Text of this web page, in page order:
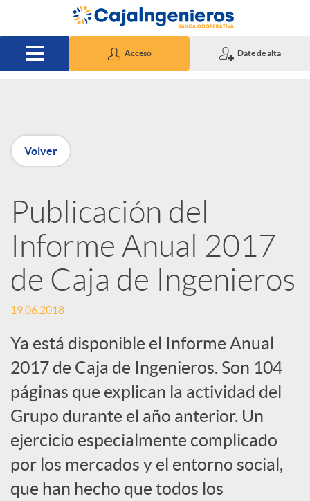
Saltar al contenido principal
Acceso Date de alta
P
u
b
l
i
c
a
d
o
Volver
Publicación del
Informe Anual 2017
de Caja de Ingenieros
19.06.2018
Ya está disponible el Informe Anual
2017 de Caja de Ingenieros. Son 104
páginas que explican la actividad del
Grupo durante el año anterior. Un
ejercicio especialmente complicado
por los mercados y el entorno social,
que han hecho que todos los